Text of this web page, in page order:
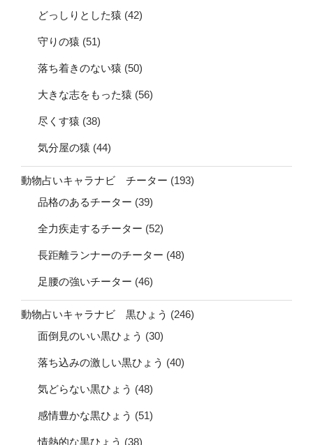
どっしりとした猿 (42)
守りの猿 (51)
落ち着きのない猿 (50)
大きな志をもった猿 (56)
尽くす猿 (38)
気分屋の猿 (44)
動物占いキャラナビ チーター (193)
品格のあるチーター (39)
全力疾走するチーター (52)
長距離ランナーのチーター (48)
足腰の強いチーター (46)
動物占いキャラナビ 黒ひょう (246)
面倒見のいい黒ひょう (30)
落ち込みの激しい黒ひょう (40)
気どらない黒ひょう (48)
感情豊かな黒ひょう (51)
情熱的な黒ひょう (38)